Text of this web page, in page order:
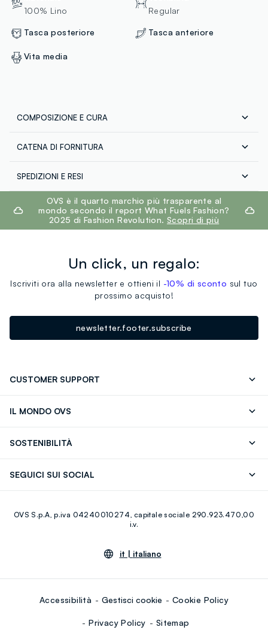
100% Lino
Regular
Tasca posteriore Tasca anteriore
Vita media
COMPOSIZIONE E CURA
Composizione: 100% LINO
Temperatura massima 30°C - Procedura delicata
CATENA DI FORNITURA
POWERTEX FASHIONS LTD
MADE IN BANGLADESH
SPEDIZIONI E RESI
Spedizione in tutta Italia gratuita per ordini superiori a
€60. Restituisci gratuitamente i tuoi prodotti sia con il
corriere che in negozio: hai 30 giorni di tempo. Ritira i
tuoi prodotti in negozio, il servizio è sempre gratuito.
footer.ariatitleOVS è il quarto marchio più trasparente al
mondo secondo il report What Fuels Fashion?
2025 di Fashion Revolution. Scopri di più
Un click, un regalo:
Iscriviti ora alla newsletter e ottieni il -10% di sconto sul tuo
prossimo acquisto!
newsletter.footer.subscribe
CUSTOMER SUPPORT
IL MONDO OVS
Giftcard
SOSTENIBILITÀ
SEGUICI SUI SOCIAL
Youtube Linkedin
OVS S.p.A, p.iva 04240010274, capitale sociale 290.923.470,00
i.v.
it | italiano
Accessibilità Gestisci cookie Cookie Policy
Privacy Policy Sitemap